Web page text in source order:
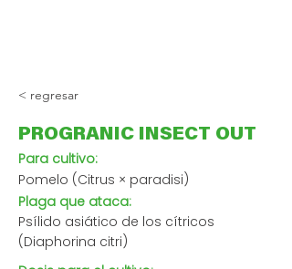
< regresar
PROGRANIC INSECT OUT
Para cultivo:
Pomelo (Citrus × paradisi)
Plaga que ataca:
Psílido asiático de los cítricos
(Diaphorina citri)